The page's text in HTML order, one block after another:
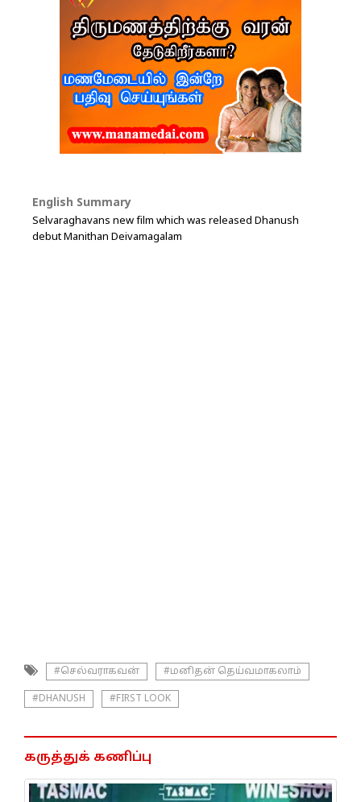
English Summary
Selvaraghavans new film which was released Dhanush
debut Manithan Deivamagalam
#செல்வராகவன் #மனிதன் தெய்வமாகலாம்
#DHANUSH #FIRST LOOK
கருத்துக் கணிப்பு